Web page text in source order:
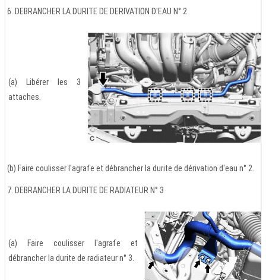
6. DEBRANCHER LA DURITE DE DERIVATION D'EAU N° 2
(a) Libérer les 3
attaches.
(b) Faire coulisser l'agrafe et débrancher la durite de dérivation d'eau n° 2.
7. DEBRANCHER LA DURITE DE RADIATEUR N° 3
(a) Faire coulisser l'agrafe et
débrancher la durite de radiateur n° 3.